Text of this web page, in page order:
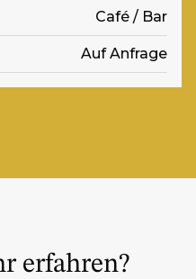
Café / Bar
Auf Anfrage
erfahren?